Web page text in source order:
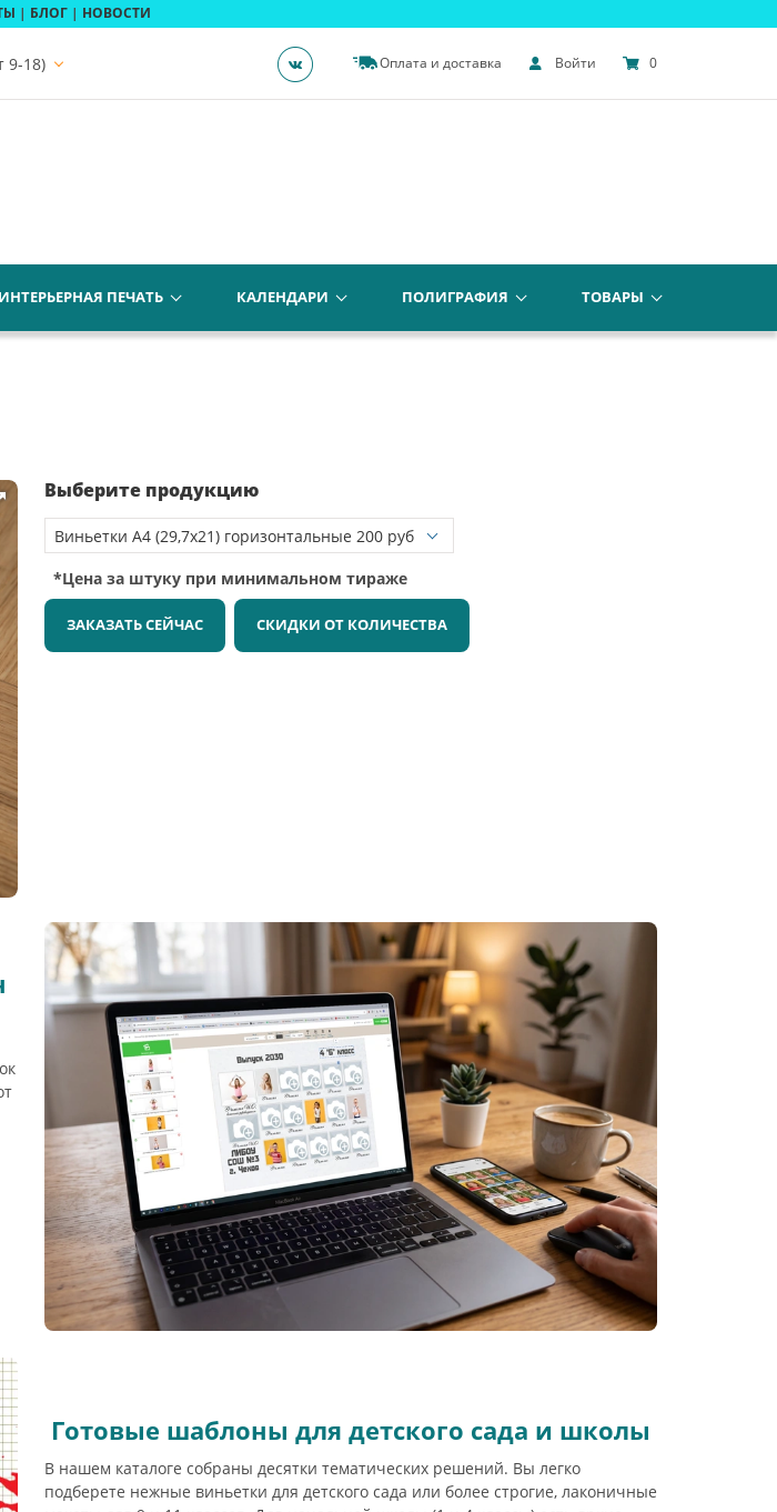
| БЛОГ | НОВОСТИ
9-18) Оплата и доставка Войти 0
ИНТЕРЬЕРНАЯ ПЕЧАТЬ КАЛЕНДАРИ ПОЛИГРАФИЯ ТОВАРЫ
Выберите продукцию
*Цена за штуку при минимальном тираже
ЗАКАЗАТЬ СЕЙЧАС СКИДКИ ОТ КОЛИЧЕСТВА
Готовые шаблоны для детского сада и школы
В нашем каталоге собраны десятки тематических решений. Вы легко
подберете нежные виньетки для детского сада или более строгие, лаконичные